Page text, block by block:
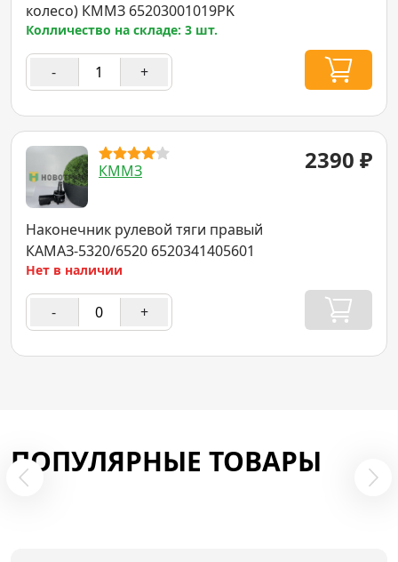
колесо) КММЗ 65203001019PK
Колличество на складе: 3 шт.
- +
КММЗ 2390 ₽
Наконечник рулевой тяги правый
КАМАЗ-5320/6520 6520341405601
Нет в наличии
- +
ПОПУЛЯРНЫЕ ТОВАРЫ